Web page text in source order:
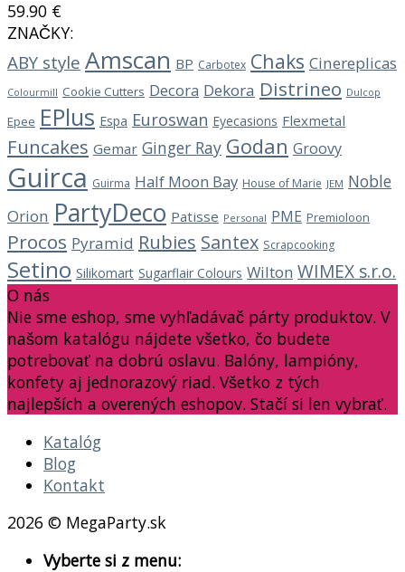
59.90 €
ZNAČKY:
ABY style Amscan BP Carbotex Chaks Cinereplicas
Colourmill Cookie Cutters Decora Dekora Distrineo Dulcop
Epee EPlus Espa Euroswan Eyecasions Flexmetal
Funcakes Gemar Ginger Ray Godan Groovy
Guirca Guirma Half Moon Bay House of Marie JEM Noble
Orion PartyDeco Patisse Personal PME Premioloon
Procos Pyramid Rubies Santex Scrapcooking
Setino Silikomart Sugarflair Colours Wilton WIMEX s.r.o.
O nás
Nie sme eshop, sme vyhľadávač párty produktov. V
našom katalógu nájdete všetko, čo budete
potrebovať na dobrú oslavu. Balóny, lampióny,
konfety aj jednorazový riad. Všetko z tých
najlepších a overených eshopov. Stačí si len vybrať.
Katalóg
Blog
Kontakt
2026 © MegaParty.sk
Vyberte si z menu: